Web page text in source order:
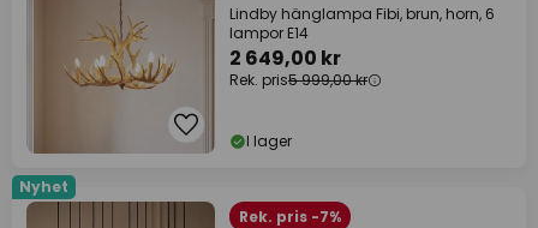
Lindby hänglampa Fibi, brun, horn, 6
lampor E14
2 649,00 kr
Rek. pris5 999,00 kr
I lager
Nyhet
Rek. pris -7%